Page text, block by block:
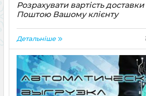
Розрахувати вартість
Поштою Вашому клієнту
Скоріш за все ви вже знайомі
розрахунками вартості
Новою Поштою, а якщо ні, то
вам корисна!
Детальніше